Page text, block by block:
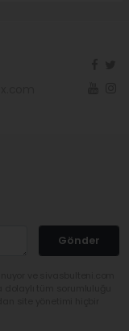
Gönder